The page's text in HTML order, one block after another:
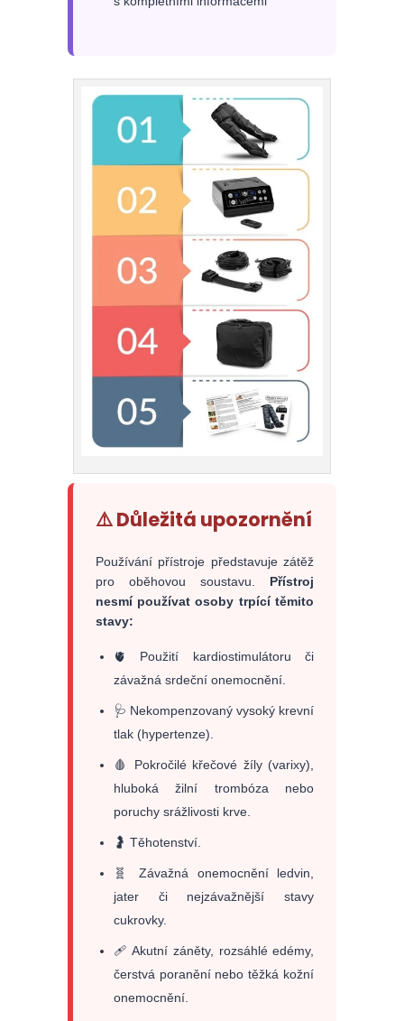
⚠️ Důležitá upozornění
Používání přístroje představuje zátěž
pro oběhovou soustavu. Přístroj
nesmí používat osoby trpící těmito
stavy:
🫀 Použití kardiostimulátoru či
závažná srdeční onemocnění.
🩺 Nekompenzovaný vysoký krevní
tlak (hypertenze).
🩸 Pokročilé křečové žíly (varixy),
hluboká žilní trombóza nebo
poruchy srážlivosti krve.
🤰 Těhotenství.
🧬 Závažná onemocnění ledvin,
jater či nejzávažnější stavy
cukrovky.
🩹 Akutní záněty, rozsáhlé edémy,
čerstvá poranění nebo těžká kožní
onemocnění.